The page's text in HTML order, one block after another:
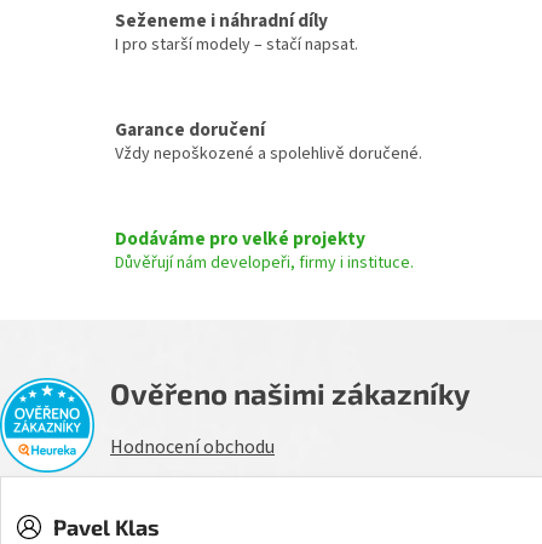
k
y
s
Seženeme i náhradní díly
I pro starší modely – stačí napsat.
Garance doručení
Vždy nepoškozené a spolehlivě doručené.
Dodáváme pro velké projekty
Důvěřují nám developeři, firmy i instituce.
Ověřeno našimi zákazníky
Hodnocení obchodu
Pavel Klas